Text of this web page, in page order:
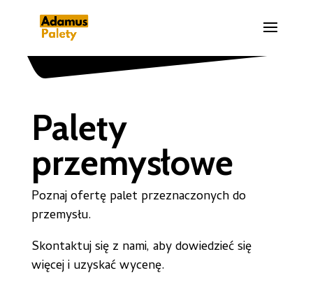
Palety
przemysłowe
Poznaj ofertę palet przeznaczonych do
przemysłu.
Skontaktuj się z nami, aby dowiedzieć się
więcej i uzyskać wycenę.